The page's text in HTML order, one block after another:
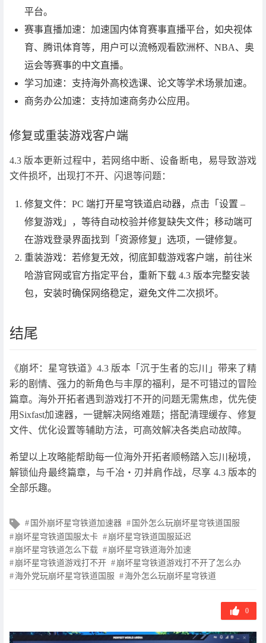
平台。
赛事直播加速：加速国内体育赛事直播平台，如央视体
育、腾讯体育等，用户可以流畅观看欧洲杯、NBA、奥
运会等赛事的中文直播。
学习加速：支持海外高校选课、论文等学术场景加速。
商务办公加速：支持加速商务办公应用。
修复或重装游戏客户端
4.3 版本更新过程中，若网络中断、设备断电，易导致游戏
文件损坏，出现打不开、闪退等问题：
修复文件：PC 端打开星穹铁道启动器，点击「设置 –
修复游戏」，等待自动校验并修复缺失文件；移动端可
在游戏登录界面找到「资源修复」选项，一键修复。
重装游戏：若修复无效，彻底卸载游戏客户端，前往米
哈游官网或官方指定平台，重新下载 4.3 版本完整安装
包，安装时确保网络稳定，避免文件二次损坏。
结尾
《崩坏：星穹铁道》4.3 版本「沉于生者的忘川」带来了精
彩的剧情、强力的新角色与丰厚的福利，是不可错过的冒险
篇章。海外开拓者遇到游戏打不开的问题无需焦虑，优先使
用Sixfast加速器，一键解决网络难题；搭配清理缓存、修复
文件、优化设置等辅助方法，可高效解决各类启动故障。
希望以上攻略能帮助每一位海外开拓者顺畅踏入忘川秘境，
解锁仙舟最终篇章，与千冶・刃并肩作战，尽享 4.3 版本的
全部乐趣。
文
章
标
签
国外崩坏星穹铁道加速器
国外怎么玩崩坏星穹铁道国服
崩坏星穹铁道国服太卡
崩坏星穹铁道国服延迟
崩坏星穹铁道怎么下载
崩坏星穹铁道海外加速
崩坏星穹铁道游戏打不开
崩坏星穹铁道游戏打不开了怎么办
海外党玩崩坏星穹铁道国服
海外怎么玩崩坏星穹铁道
0